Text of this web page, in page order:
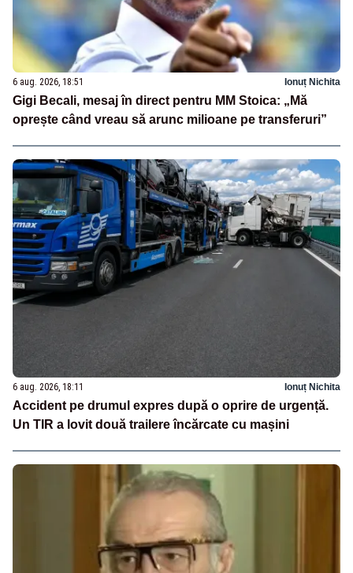
6 aug. 2026, 18:51 Ionuț Nichita
Gigi Becali, mesaj în direct pentru MM Stoica: „Mă
oprește când vreau să arunc milioane pe transferuri”
6 aug. 2026, 18:11 Ionuț Nichita
Accident pe drumul expres după o oprire de urgență.
Un TIR a lovit două trailere încărcate cu mașini